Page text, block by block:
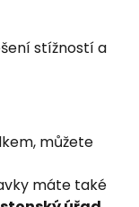
stížností a
můžete
máte také